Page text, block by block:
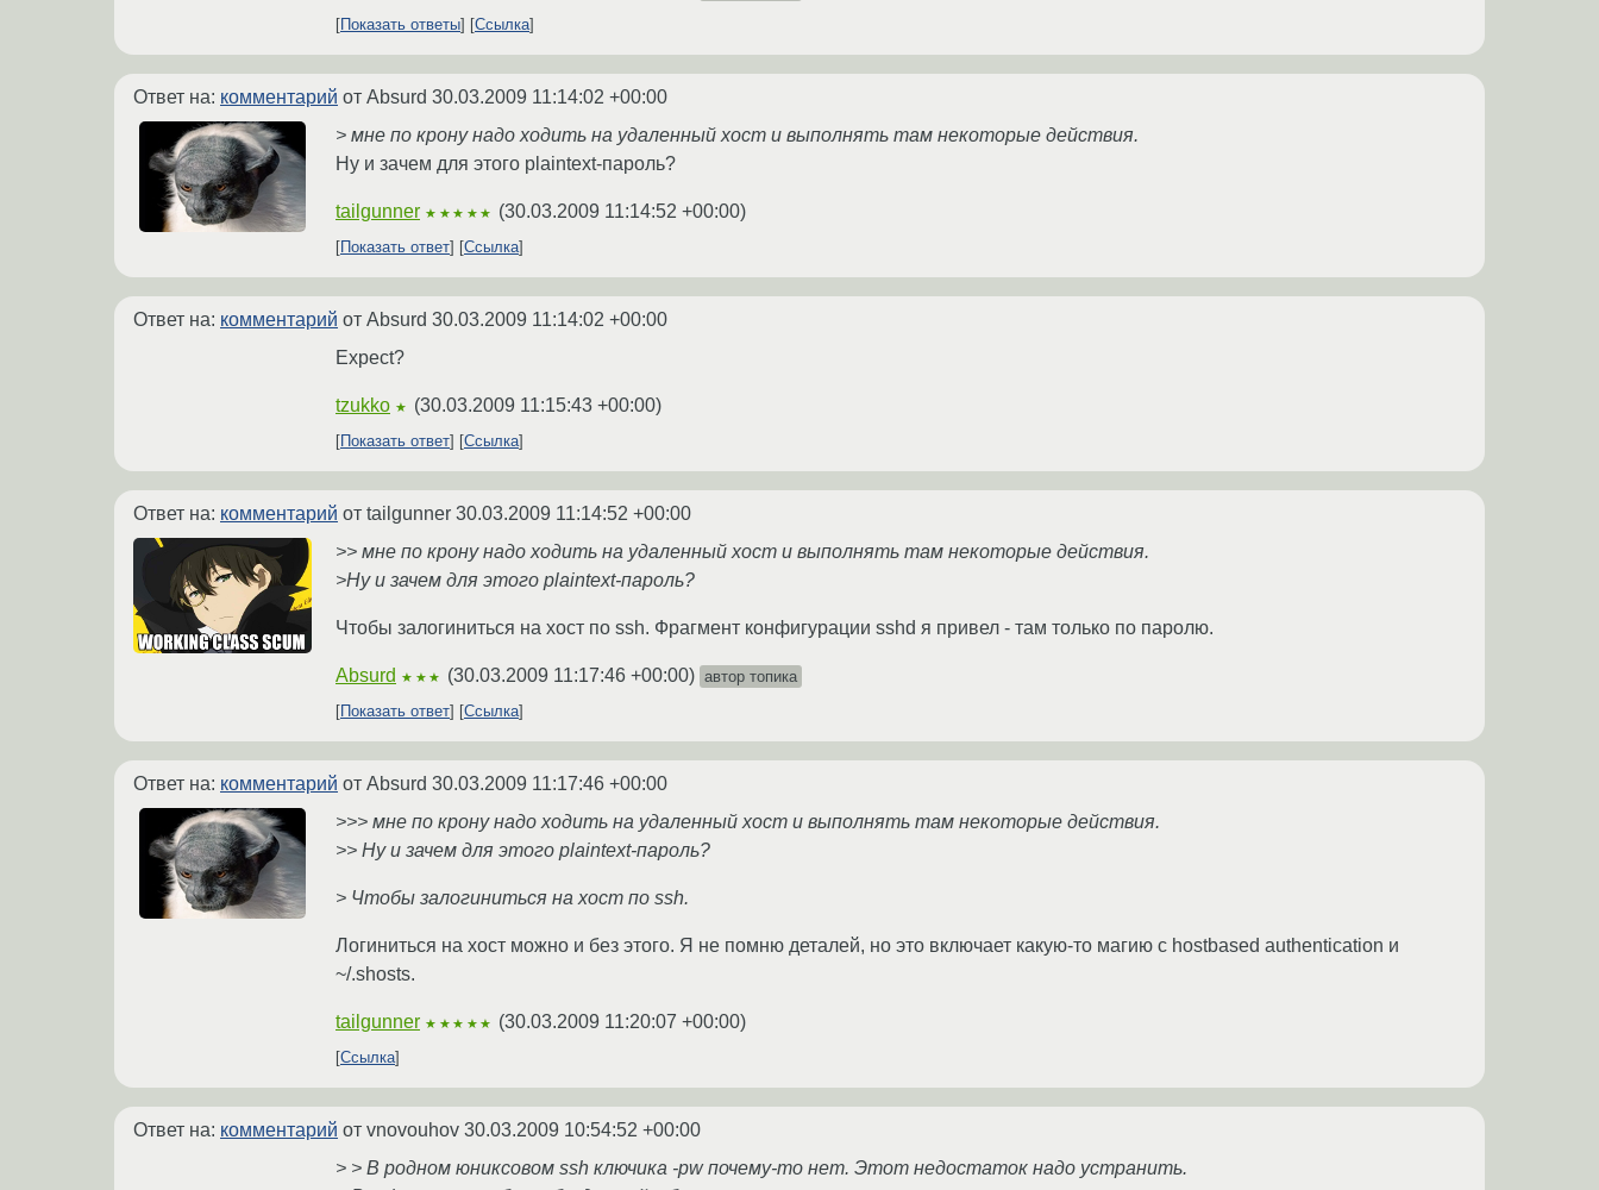
Показать ответы
Ссылка
Ответ на: комментарий от Absurd 30.03.2009 11:14:02 +00:00
> мне по крону надо ходить на удаленный хост и выполнять там некоторые действия.
Ну и зачем для этого plaintext-пароль?
tailgunner ★★★★★ (30.03.2009 11:14:52 +00:00)
Показать ответ Ссылка
Ответ на: комментарий от Absurd 30.03.2009 11:14:02 +00:00
Expect?
tzukko ★ (30.03.2009 11:15:43 +00:00)
Показать ответ Ссылка
Ответ на: комментарий от tailgunner 30.03.2009 11:14:52 +00:00
>> мне по крону надо ходить на удаленный хост и выполнять там некоторые действия.
>Ну и зачем для этого plaintext-пароль?
Чтобы залогиниться на хост по ssh. Фрагмент конфигурации sshd я привел - там только по паролю.
Absurd ★★★ (30.03.2009 11:17:46 +00:00) автор топика
Показать ответ
Ссылка
Ответ на: комментарий от Absurd 30.03.2009 11:17:46 +00:00
>>> мне по крону надо ходить на удаленный хост и выполнять там некоторые действия.
>> Ну и зачем для этого plaintext-пароль?
> Чтобы залогиниться на хост по ssh.
Логиниться на хост можно и без этого. Я не помню деталей, но это включает какую-то магию с hostbased authentication и
~/.shosts.
tailgunner ★★★★★ (30.03.2009 11:20:07 +00:00)
Ссылка
Ответ на: комментарий от vnovouhov 30.03.2009 10:54:52 +00:00
> > В родном юниксовом ssh ключика -pw почему-то нет. Этот недостаток надо устранить.